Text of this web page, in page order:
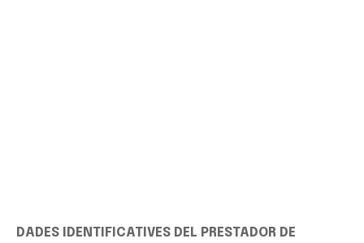
DADES IDENTIFICATIVES DEL PRESTADOR DE